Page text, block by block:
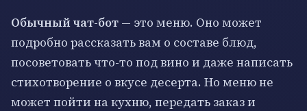
Обычный чат-бот — это меню. Оно может
подробно рассказать вам о составе блюд,
посоветовать что-то под вино и даже написать
стихотворение о вкусе десерта. Но меню не
может пойти на кухню, передать заказ и